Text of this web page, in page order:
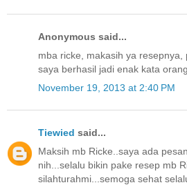
Anonymous said...
mba ricke, makasih ya resepnya,
saya berhasil jadi enak kata
November 19, 2013 at 2:40 PM
Tiewied said...
Maksih mb Ricke..saya ada
nih...selalu bikin pake resep mb
silahturahmi...semoga sehat